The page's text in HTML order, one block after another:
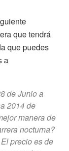
que tendrá
que puedes
a
de Junio a
2014 de
manera de
nocturna?
precio es de